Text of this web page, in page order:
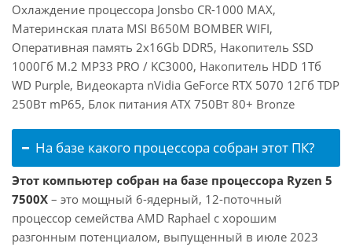
Охлаждение процессора Jonsbo CR-1000 MAX,
Материнская плата MSI B650M BOMBER WIFI,
Оперативная память 2x16Gb DDR5, Накопитель SSD
1000Гб M.2 MP33 PRO / KC3000, Накопитель HDD 1Тб
WD Purple, Видеокарта nVidia GeForce RTX 5070 12Гб TDP
250Вт mP65, Блок питания ATX 750Вт 80+ Bronze
На базе какого процессора собран этот ПК?
Этот компьютер собран на базе процессора Ryzen 5
7500X – это мощный 6-ядерный, 12-поточный
процессор семейства AMD Raphael с хорошим
разгонным потенциалом, выпущенный в июле 2023